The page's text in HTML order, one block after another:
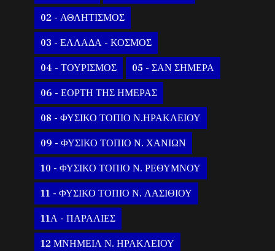
02 - ΑΘΛΗΤΙΣΜΟΣ
03 - ΕΛΛΑΔΑ - ΚΟΣΜΟΣ
04 - ΤΟΥΡΙΣΜΟΣ 05 - ΣΑΝ ΣΗΜΕΡΑ
06 - ΕΟΡΤΗ ΤΗΣ ΗΜΕΡΑΣ
08 - ΦΥΣΙΚΟ ΤΟΠΙΟ Ν.ΗΡΑΚΛΕΙΟΥ
09 - ΦΥΣΙΚΟ ΤΟΠΙΟ Ν. ΧΑΝΙΩΝ
10 - ΦΥΣΙΚΟ ΤΟΠΙΟ Ν. ΡΕΘΥΜΝΟΥ
11 - ΦΥΣΙΚΟ ΤΟΠΙΟ Ν. ΛΑΣΙΘΙΟΥ
11Α - ΠΑΡΑΛΙΕΣ
12 ΜΝΗΜΕΙΑ Ν. ΗΡΑΚΛΕΙΟΥ